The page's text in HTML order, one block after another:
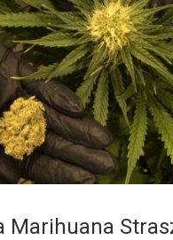
badania, które zostały
naukowców ze Szwecji,
sobie lepiej w
marihuany i tytoniu.
Marihuana